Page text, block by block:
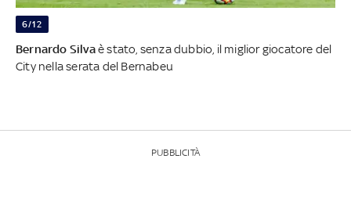
6/12
Bernardo Silvaè stato, senza dubbio, il miglior giocatore del
City nella serata del Bernabeu
PUBBLICITÀ